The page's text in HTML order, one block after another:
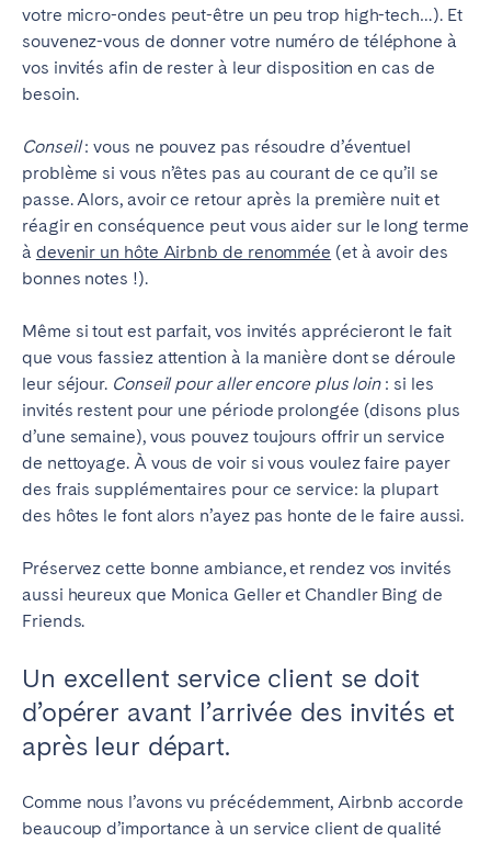
votre micro-ondes peut-être un peu trop high-tech…). Et
souvenez-vous de donner votre numéro de téléphone à
vos invités afin de rester à leur disposition en cas de
besoin.
Conseil: vous ne pouvez pas résoudre d’éventuel
problème si vous n’êtes pas au courant de ce qu’il se
passe. Alors, avoir ce retour après la première nuit et
réagir en conséquence peut vous aider sur le long terme
à devenir un hôte Airbnb de renommée (et à avoir des
bonnes notes !).
Même si tout est parfait, vos invités apprécieront le fait
que vous fassiez attention à la manière dont se déroule
leur séjour. Conseil pour aller encore plus loin: si les
invités restent pour une période prolongée (disons plus
d’une semaine), vous pouvez toujours offrir un service
de nettoyage. À vous de voir si vous voulez faire payer
des frais supplémentaires pour ce service: la plupart
des hôtes le font alors n’ayez pas honte de le faire aussi.
Préservez cette bonne ambiance, et rendez vos invités
aussi heureux que Monica Geller et Chandler Bing de
Friends.
Un excellent service client se doit
d’opérer avant l’arrivée des invités et
après leur départ.
Comme nous l’avons vu précédemment, Airbnb accorde
beaucoup d’importance à un service client de qualité